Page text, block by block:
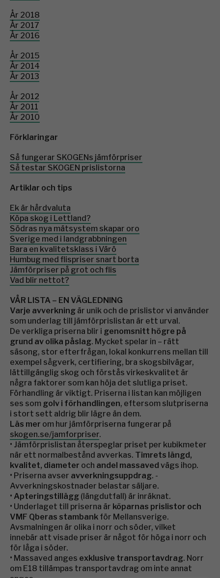
År 2018
År 2017
År 2016
År 2015
År 2014
År 2013
År 2012
År 2011
År 2010
Förklaringar
Så fungerar SKOGENs jämförpriser
Så testar SKOGEN prislistorna
Artiklar och tips
Ek är hårdvaluta
Köpa skog i Lettland?
Södras nya mätsystem skapar oro
Sverige med i landgrabbningen
Bara en kvalitetsklass i Värö
Humbug med flispriser snart borta
Jämförpriser på grot och flis
Vad blir nettot?
VÅR LISTA – EN VÄGLEDNING
Varje avverkning är unik och de prislistor vi använder
som underlag till jämförprislistan är ett urval.
De verkliga priserna blir i genomsnitt högre på
grund av olika påslag. Mycket spelar in – rätt
säsong, stor efterfrågan, lokal konkurrens mellan till
exempel sågverk, certifiering, bra skogsbilvägar,
lättillgänglig skog och förstås virkeskvalitet är
några faktorer som kan höja det slutliga priset.
Förhandling är viktigt. Priserna i listan kan möjligen
ses som golv i förhandlingen, eftersom slutpriserna
i stort sett aldrig blir lägre än dem.
Läs mer om hur jämförpriserna fungerar på
skogen.se/jamforpriser.
• Jämförprislistan återspeglar priset per kubikmeter
när ett normal­bestånd avverkas. Timrets längd,
kvalitet, diameter och andel massaved vägs ihop.
• Priserna avser avverkningsuppdrag. ­
Avverkningskostnader belastar säljare.
• Apteringstillägg (längdutfall) är ­inräknat.
• Underlaget till priserna är köparnas prislistor och
VMF Qberas stambank för Mellansverige.
Avsmalningen är olika i norr och söder, vilket
innebär att visade priser är något för höga i norr och
för låga i söder.
• Massaved anges exklusive transportavdrag. Norr
om E18 tillämpas transportavdrag om inte annat